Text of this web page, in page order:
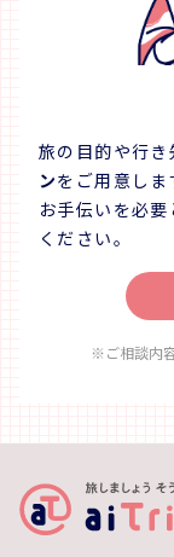
旅の目的や行き
ンをご用意しま
お手伝いを必
ください。
※ご相談内